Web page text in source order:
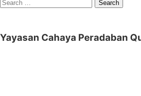
Yayasan Cahaya Peradaban